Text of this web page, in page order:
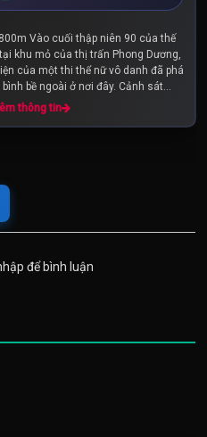
Vào cuối thập niên 90 của thế
khu mỏ của thị trấn Phong Dương,
của một thi thể nữ vô danh đã phá
bình bề ngoài ở nơi đây. Cảnh sát
Binh lập tức tiến hành...
thông tin
để bình luận